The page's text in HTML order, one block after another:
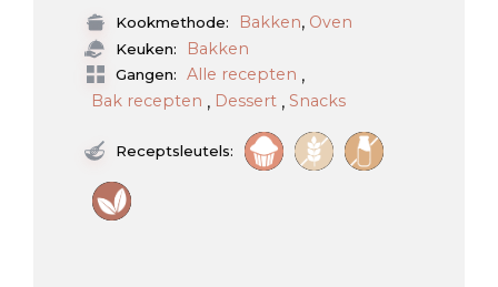
Kookmethode: Bakken, Oven
Keuken: Bakken
Gangen: Alle recepten ,
Bak recepten , Dessert , Snacks
Receptsleutels: